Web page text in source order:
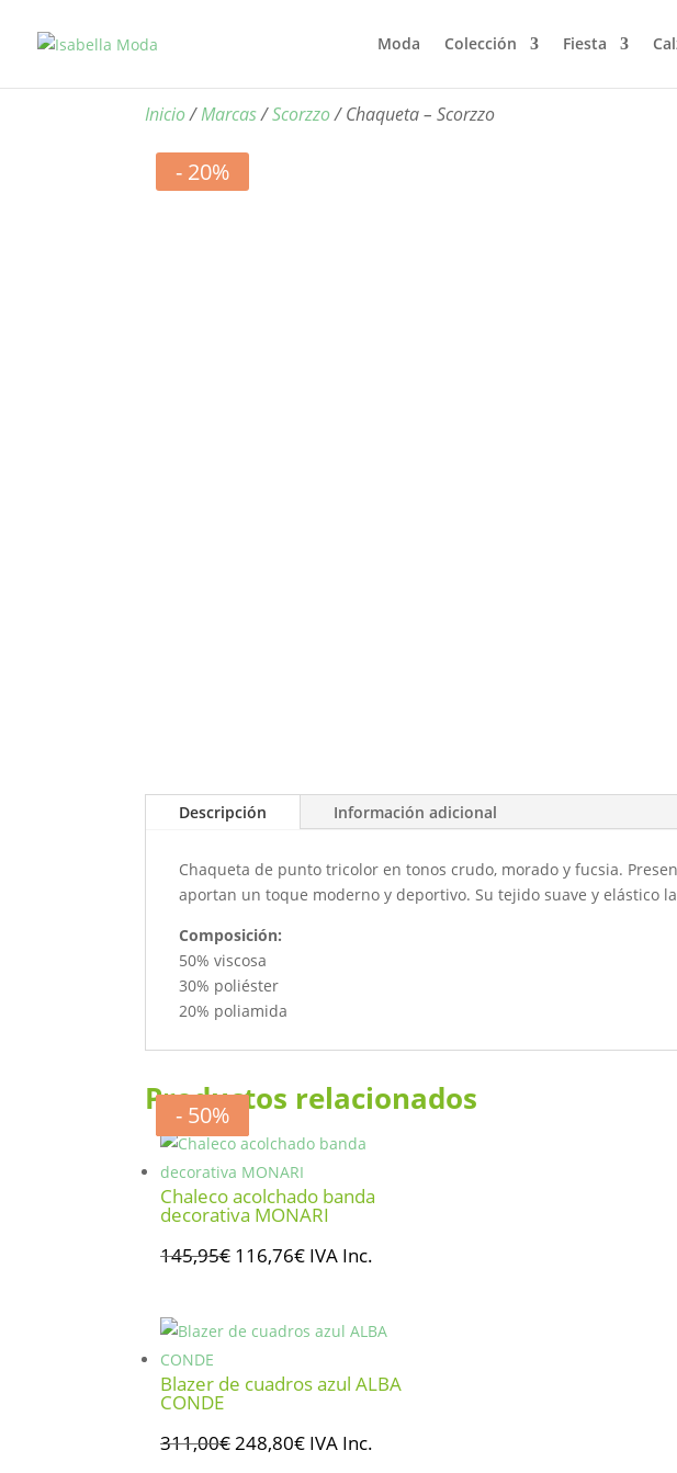
Moda Colección Fiesta
Inicio/Marcas/Scorzzo/ Chaqueta – Scorzzo
- 20%
Descripción Información adicional
Chaqueta de punto tricolor en tonos crudo, morado y fucsia.
aportan un toque moderno y deportivo. Su tejido suave y elástico
Composición:
50% viscosa
30% poliéster
20% poliamida
Productos relacionados
- 20%
Chaleco acolchado banda
decorativa MONARI
145,95€ El
era:
116,76€El
es:
IVA Inc.
- 20%
Blazer de cuadros azul ALBA
CONDE
311,00€ El
248,80€ElIVA Inc.
- 50%
- 50%